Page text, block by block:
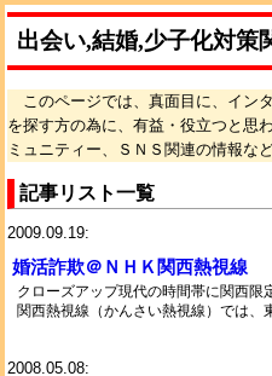
出会い,結婚,少子化対策
このページでは、真面目に、イン
を探す方の為に、有益・役立つと思
ミュニティー、ＳＮＳ関連の情報な
記事リスト一覧
2009.09.19:
婚活詐欺＠ＮＨＫ関西熱視線
クローズアップ現代の時間帯に関西
関西熱視線（かんさい熱視線）では
2008.05.08: